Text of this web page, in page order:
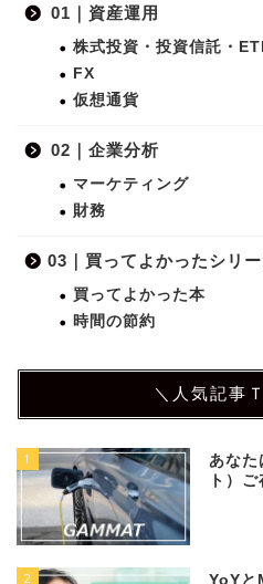
01｜資産運用
株式投資・投資信託・
FX
仮想通貨
02｜企業分析
マーケティング
財務
03｜買ってよかったシリ
買ってよかった本
時間の節約
＼人気記事
1
あな
ト）
2 YoYと